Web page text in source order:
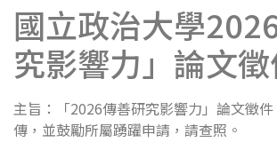
國立政治大學
究影響力」論文
主旨：「2026傳善研究影響力」論文徵
傳，並鼓勵所屬踴躍申請，請查照。